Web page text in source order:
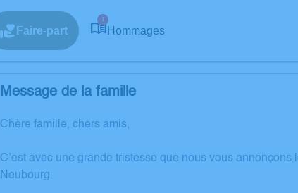
Faire-part
1
Hommages
Message de la famille
Chère famille, chers amis,
C’est avec une grande tristesse que nous vous
Neubourg.